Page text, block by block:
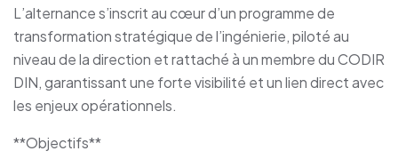
L’alternance s’inscrit au cœur d’un programme de
transformation stratégique de l’ingénierie, piloté au
niveau de la direction et rattaché à un membre du CODIR
DIN, garantissant une forte visibilité et un lien direct avec
les enjeux opérationnels.
**Objectifs**